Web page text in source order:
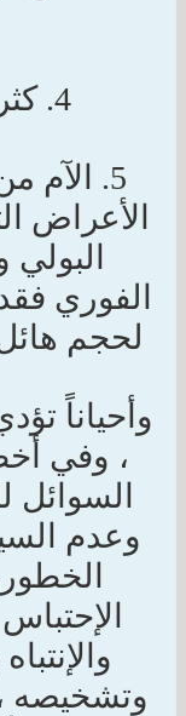
4. كثرة الذهاب للتبول .
5. الآم
الأعراض
الفوري
لحجم
وأحياناً
، وفي
السوائل
وعدم
وتشخيصه